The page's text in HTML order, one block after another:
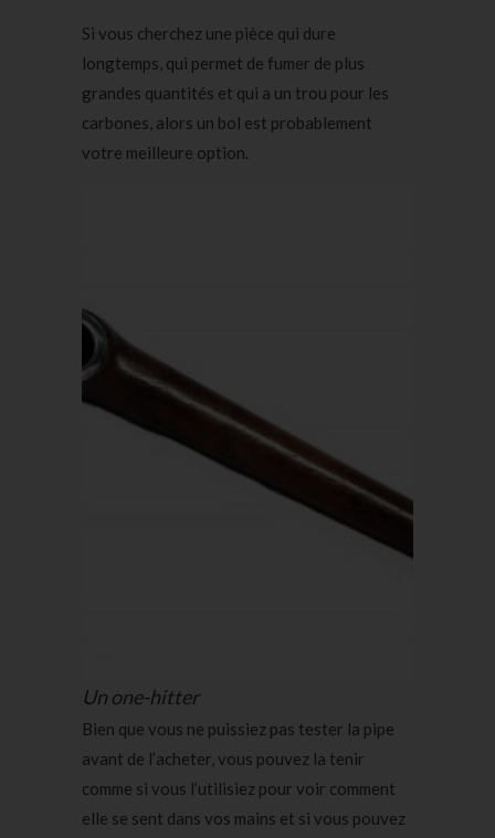
Si vous cherchez une pièce qui dure
longtemps, qui permet de fumer de plus
grandes quantités et qui a un trou pour les
carbones, alors un bol est probablement
votre meilleure option.
Un one-hitter
Bien que vous ne puissiez pas tester la pipe
avant de l’acheter, vous pouvez la tenir
comme si vous l’utilisiez pour voir comment
elle se sent dans vos mains et si vous pouvez